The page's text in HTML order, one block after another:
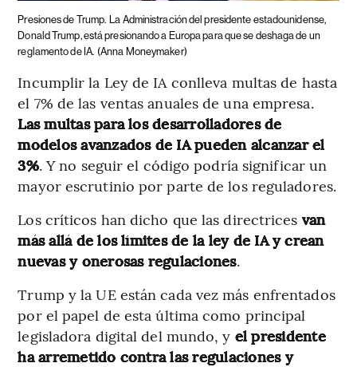
Presiones de Trump. La Administración del presidente estadounidense,
Donald Trump, está presionando a Europa para que se deshaga de un
reglamento de IA. (Anna Moneymaker)
Incumplir la Ley de IA conlleva multas de hasta
el 7% de las ventas anuales de una empresa.
Las multas para los desarrolladores de
modelos avanzados de IA pueden alcanzar el
3%. Y no seguir el código podría significar un
mayor escrutinio por parte de los reguladores.
Los críticos han dicho que las directrices van
más allá de los límites de la ley de IA y crean
nuevas y onerosas regulaciones.
Trump y la UE están cada vez más enfrentados
por el papel de esta última como principal
legisladora digital del mundo, y el presidente
ha arremetido contra las regulaciones y